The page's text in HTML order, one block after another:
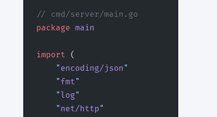
// cmd/server/main.go
package main
import (
    "
encoding/json"
    "
fmt"
    "
log"
    "
net/http"